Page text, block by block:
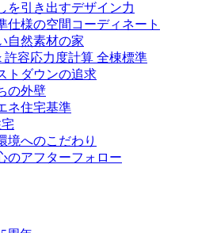
を引き出すデザイン力
仕様の空間コーディネート
自然素材の家
許容応力度計算 全棟標準
トダウンの追求
の外壁
ネ住宅基準
境へのこだわり
のアフターフォロー